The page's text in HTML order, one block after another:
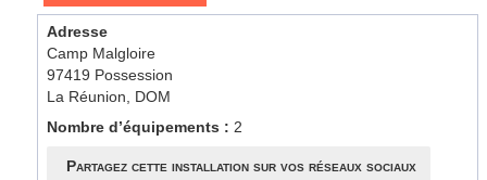
Adresse
Camp Malgloire
97419 Possession
La Réunion, DOM
Nombre d’équipements : 2
Partagez cette installation sur vos réseaux sociaux